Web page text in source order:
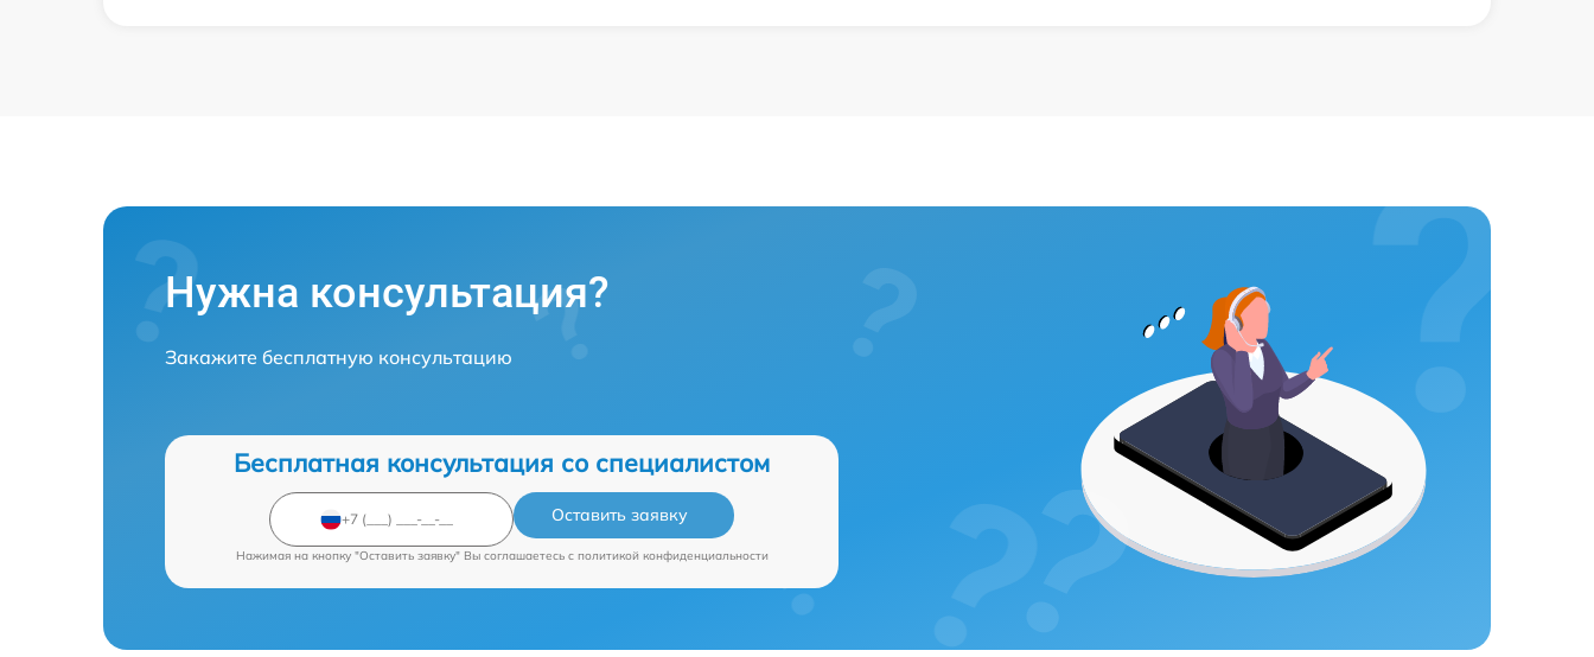
Нужна консультация?
Закажите бесплатную консультацию
Бесплатная консультация со специалистом
Оставить заявку
Нажимая на кнопку "Оставить заявку" Вы соглашаетесь c политикой конфиденциальности